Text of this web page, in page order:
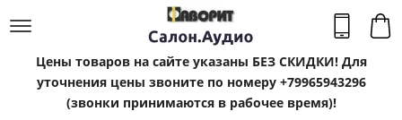
Цены товаров на сайте указаны БЕЗ СКИДКИ! Для
уточнения цены звоните по номеру +79965943296
(звонки принимаются в рабочее время)!